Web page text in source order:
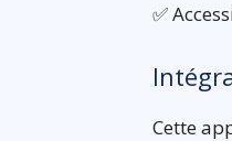
✅
Cette